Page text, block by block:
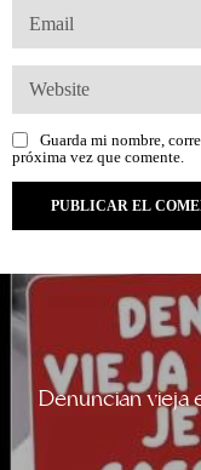
Guarda mi nombre,
próxima vez que comente.
Denuncian vieja